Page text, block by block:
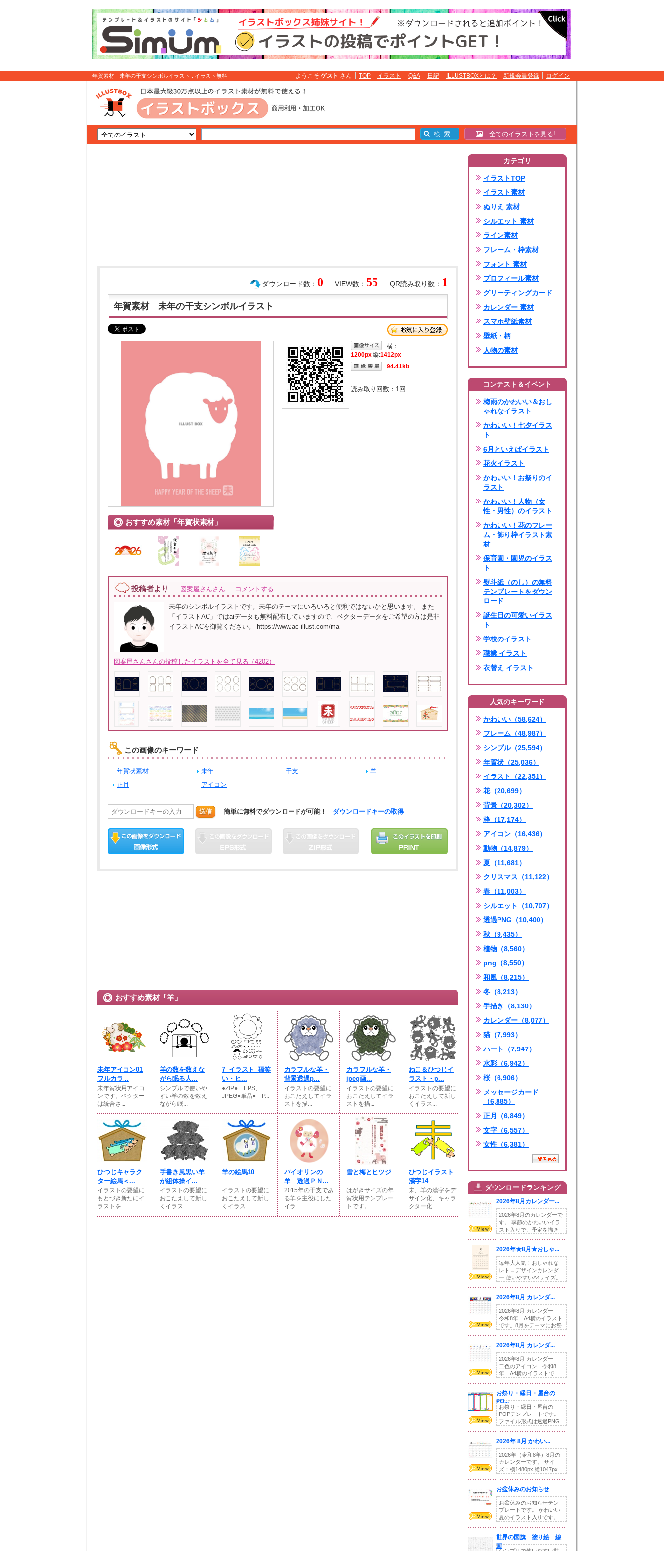
年賀素材 未年の干支シンボルイラスト : イラスト無料 ようこそ ゲスト さん TOP イラスト Q&A 日記 ILLUSTBOXとは？ 新規会員登録 ログイン
全てのイラストを見る!
QR読み取り数： 1
VIEW数： 55
ダウンロード数： 0
年賀素材 未年の干支シンボルイラスト
おすすめ素材「年賀状素材」
横：
1200px 縦:1412px
94.41kb
読み取り回数： 1回
投稿者より 図案屋さんさん コメントする
未年のシンボルイラストです。未年のテーマにいろいろと便利ではないかと思います。 また
「イラストAC」ではaiデータも無料配布していますので、ベクターデータをご希望の方は是非
イラストACを御覧ください。 https://www.ac-illust.com/ma
図案屋さんさんの投稿したイラストを全て見る（4202）
この画像のキーワード
年賀状素材 未年 干支
羊
正月
アイコン
送信 簡単に無料でダウンロードが可能！ ダウンロードキーの取得
おすすめ素材「羊」
未年アイコン01
フルカラ...
未年賀状用アイコ
ンです。ベクター
は統合さ...
羊の数を数えな
がら眠る人...
シンプルで使いや
すい羊の数を数え
ながら眠...
7_イラスト_福笑
い・ヒ...
●ZIP● EPS、
JPEG●単品● P...
カラフルな羊・
背景透過p...
イラストの要望に
おこたえしてイラ
ストを描...
カラフルな羊・
jpeg画...
イラストの要望に
おこたえしてイラ
ストを描...
ねこ＆ひつじイ
ラスト・p...
イラストの要望に
おこたえして新し
くイラス...
ひつじキャラク
ター絵馬＜...
イラストの要望に
もとづき新たにイ
ラストを...
手書き風黒い羊
が組体操イ...
イラストの要望に
おこたえして新し
くイラス...
羊の絵馬10
イラストの要望に
おこたえして新し
くイラス...
バイオリンの
羊 透過ＰＮ...
2015年の干支であ
る羊を主役にした
イラ...
雪と梅とヒツジ
はがきサイズの年
賀状用テンプレー
トです。...
ひつじイラスト
漢字14
未、羊の漢字をデ
ザイン化、キャラ
クター化...
カテゴリ
イラストTOP
イラスト素材
ぬりえ 素材
シルエット 素材
ライン素材
フレーム・枠素材
フォント 素材
プロフィール素材
グリーティングカード
カレンダー 素材
スマホ壁紙素材
壁紙・柄
人物の素材
コンテスト＆イベント
梅雨のかわいい＆おし
ゃれなイラスト
かわいい！七夕イラス
ト
6月といえばイラスト
花火イラスト
かわいい！お祭りのイ
ラスト
かわいい！人物（女
性・男性）のイラスト
かわいい！花のフレー
ム・飾り枠イラスト素
材
保育園・園児のイラス
ト
熨斗紙（のし）の無料
テンプレートをダウン
ロード
誕生日の可愛いイラス
ト
学校のイラスト
職業 イラスト
衣替え イラスト
人気のキーワード
かわいい（58,624）
フレーム（48,987）
シンプル（25,594）
年賀状（25,036）
イラスト（22,351）
花（20,699）
背景（20,302）
枠（17,174）
アイコン（16,436）
動物（14,879）
夏（11,681）
クリスマス（11,122）
春（11,003）
シルエット（10,707）
透過PNG（10,400）
秋（9,435）
植物（8,560）
png（8,550）
和風（8,215）
冬（8,213）
手描き（8,130）
カレンダー（8,077）
猫（7,993）
ハート（7,947）
水彩（6,942）
桜（6,906）
メッセージカード
（6,885）
正月（6,849）
文字（6,557）
女性（6,381）
ダウンロードランキング
2026年8月カレンダー...
2026年8月のカレンダーで
す。 季節のかわいいイラ
スト入りで、予定を描き
2026年★8月★おしゃ...
毎年大人気！おしゃれな
レトロデザインカレンダ
ー 使いやすいA4サイズ。
2026年8月 カレンダ...
2026年8月 カレンダー
令和8年 A4横のイラスト
です。8月をテーマにお祭
2026年8月 カレンダ...
2026年8月 カレンダー
二色のアイコン 令和8
年 A4横のイラストで
お祭り・縁日・屋台の
PO...
お祭り・縁日・屋台の
POPテンプレートです。
ファイル形式は透過PNG
2026年 8月 かわい...
2026年（令和8年）8月の
カレンダーです。 サイ
ズ：横1480px 縦1047px...
お盆休みのお知らせ
お盆休みのお知らせテン
プレートです。 かわいい
夏のイラスト入りです。
世界の国旗 塗り絵 線
画